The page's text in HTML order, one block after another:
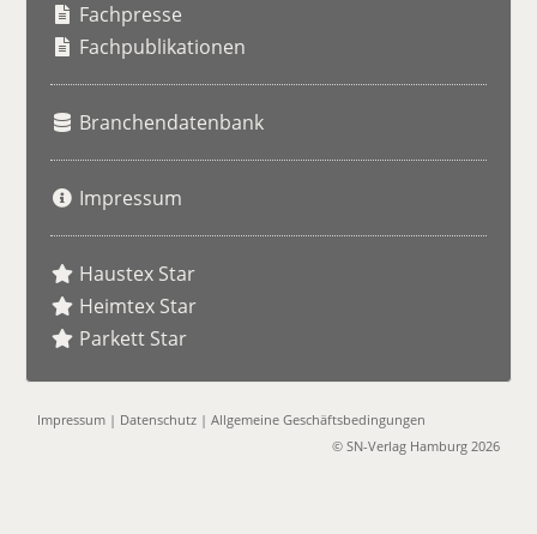
Fachpresse
Fachpublikationen
Branchendatenbank
Impressum
Haustex Star
Heimtex Star
Parkett Star
Impressum | Datenschutz |Allgemeine Geschäftsbedingungen
© SN-Verlag Hamburg 2026